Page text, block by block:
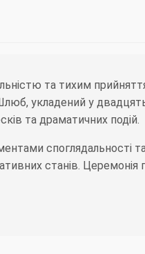
та тихим
укладений у
та драматичних подій.
споглядальності
станів. Церемонія